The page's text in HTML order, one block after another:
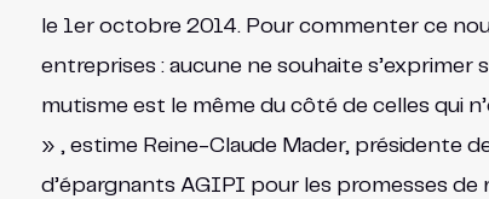
le 1er octobre 2014. Pour commenter ce
entreprises : aucune ne souhaite s’exprimer
mutisme est le même du côté de celles qui
» , estime Reine-Claude Mader, présidente
d’épargnants AGIPI pour les promesses de